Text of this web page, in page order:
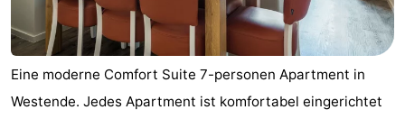
Radfahren
Wandern
-
Reiten
-
Eine moderne Comfort Suite 7-personen Apartment in
Westende. Jedes Apartment ist komfortabel eingerichtet